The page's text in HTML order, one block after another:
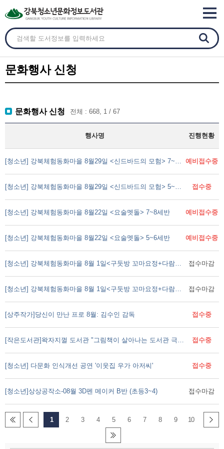
문화행사 신청
문화행사 신청 전체 : 668, 1 / 67
행사명 진행현황
[청소년] 강북체험동화마을 8월29일 <신드바드의 모험> 7~8세반 예비접수중
[청소년] 강북체험동화마을 8월29일 <신드바드의 모험> 5~6세반 접수중
[청소년] 강북체험동화마을 8월22일 <요술멧돌> 7~8세반 예비접수중
[청소년] 강북체험동화마을 8월22일 <요술멧돌> 5~6세반 예비접수중
[청소년] 강북체험동화마을 8월 1일<구둣방 꼬마요정+다람이네 텃밭의 못난이축제>7~8세반 접수마감
[청소년] 강북체험동화마을 8월 1일<구둣방 꼬마요정+다람이네 텃밭의 못난이축제>5~6세반 접수마감
[상주작가]당신이 만난 프로 8월: 김수인 감독 접수중
[작은도서관]왁자지껄 도서관 "그림책이 살아나는 도서관 극장" 접수중
[청소년] 다문화 인식개선 공연 '이웃집 우가 아저씨' 접수중
[청소년]상상공작소-08월 3D펜 메이커 B반 (초등3~4) 접수마감
1 2 3 4 5 6 7 8 9 10